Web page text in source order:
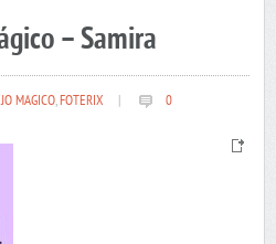
– Samira
MAGICO,FOTERIX 0